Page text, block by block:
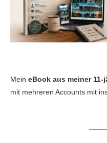
Mein eBook aus meiner
mit mehreren Accounts mit